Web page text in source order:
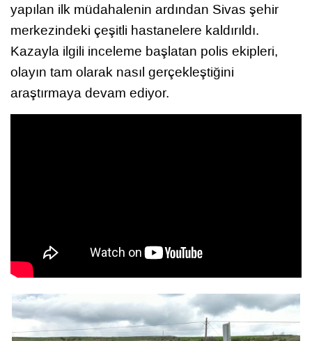
yapılan ilk müdahalenin ardından Sivas şehir
merkezindeki çeşitli hastanelere kaldırıldı.
Kazayla ilgili inceleme başlatan polis ekipleri,
olayın tam olarak nasıl gerçekleştiğini
araştırmaya devam ediyor.